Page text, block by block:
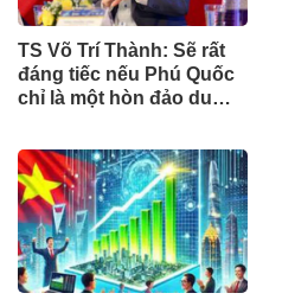
TS Võ Trí Thành: Sẽ rất
đáng tiếc nếu Phú Quốc
chỉ là một hòn đảo du